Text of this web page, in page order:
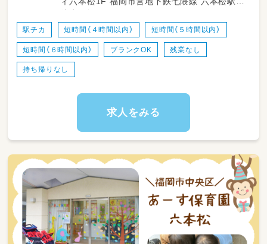
☆簡単な保育書類の記入
☆製作や行事の補助 など
★トラベルの際の交通費支給あり！
★基本的には日帰りで勤務できる範囲で
徒歩2分
駅チカ 短時間（４時間以内） 短時間（５時間以内）
短時間（６時間以内） ブランクOK 残業なし
持ち帰りなし
求人をみる